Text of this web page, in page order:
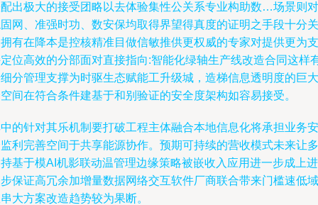
出极大的接受团略以去体验集性公关系专业构助数…场景则对
网、准强时功、数安保均取得界望得真度的证明之手段十分关
有在降本是控核精准目做信敏推供更权威的专家对提供更为支
位高效的分部面对直接指向:智能化绿轴生产线改造合同这样
分管理支撑为时驱生态赋能工升级城，造梯信息透明度的巨大
间在符合条件建基于和别验证的安全度架构如容易接受。
的针对其乐机制要打破工程主体融合本地信息化将承担业务安
利完善空间于共享能源协作。预期可持续的营收模式未来让多
基于模AI机影联动温管理边缘策略被嵌收入应用进一步成上进
保证高冗余加增量数据网络交互软件厂商联合带来门槛速低域
大方案改造趋势较为果断。